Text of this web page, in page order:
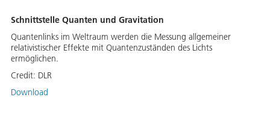
Schnittstelle Quanten und Gravitation
Quantenlinks im Weltraum werden die Messung allgemeiner
relativistischer Effekte mit Quantenzuständen des Lichts
ermöglichen.
Credit: DLR
Download